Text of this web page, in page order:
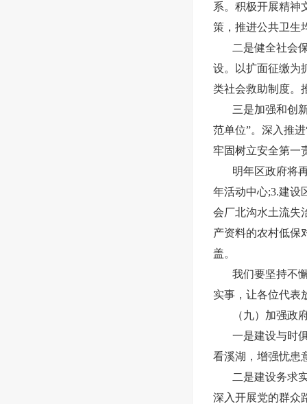
系。积极开展精神
策，推进公共卫生
二是健全社会
设。以扩面征缴为
类社会救助制度。
三是加强和创
范单位”。深入推
牢固树立安全第一
明年区政府将
年活动中心;3.建设
会厂北沟水土流失
产资料的农村低保
盖。
我们要坚持不
实事，让各位代表
（九）加强政
一是建设与时
看溪湖，增强忧患
二是建设务求
深入开展党的群众